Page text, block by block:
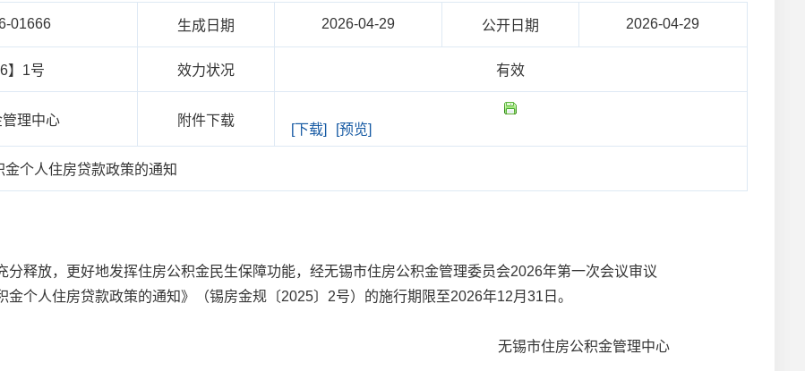
01666 生成日期 2026-04-29 公开日期 2026-04-29
】1号 效力状况 有效
理中心 附件下载
[下载] [预览]
个人住房贷款政策的通知
放，更好地发挥住房公积金民生保障功能，经无锡市住房公积金管理委员会2026年第一次会议审议
个人住房贷款政策的通知》（锡房金规〔2025〕2号）的施行期限至2026年12月31日。
无锡市住房公积金管理中心